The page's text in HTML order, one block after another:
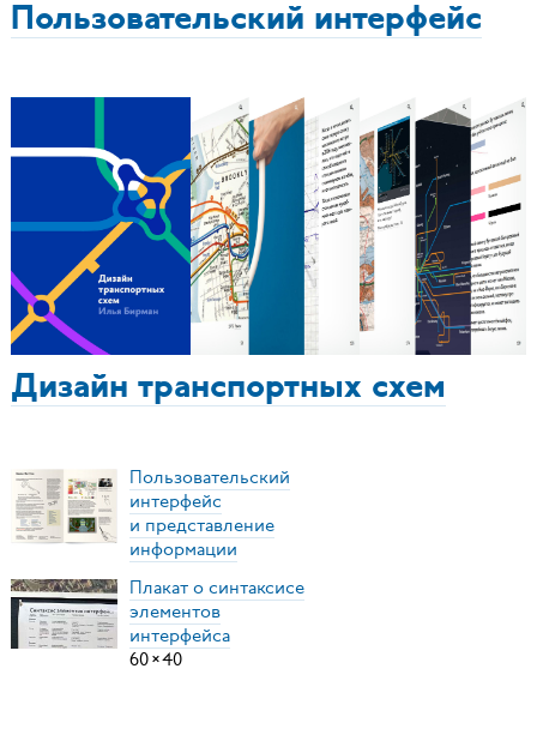
Пользовательский интерфейс
Дизайн транспортных схем
Пользовательский
интерфейс
и представление
информации
Плакат о синтаксисе
элементов
интерфейса
60×40